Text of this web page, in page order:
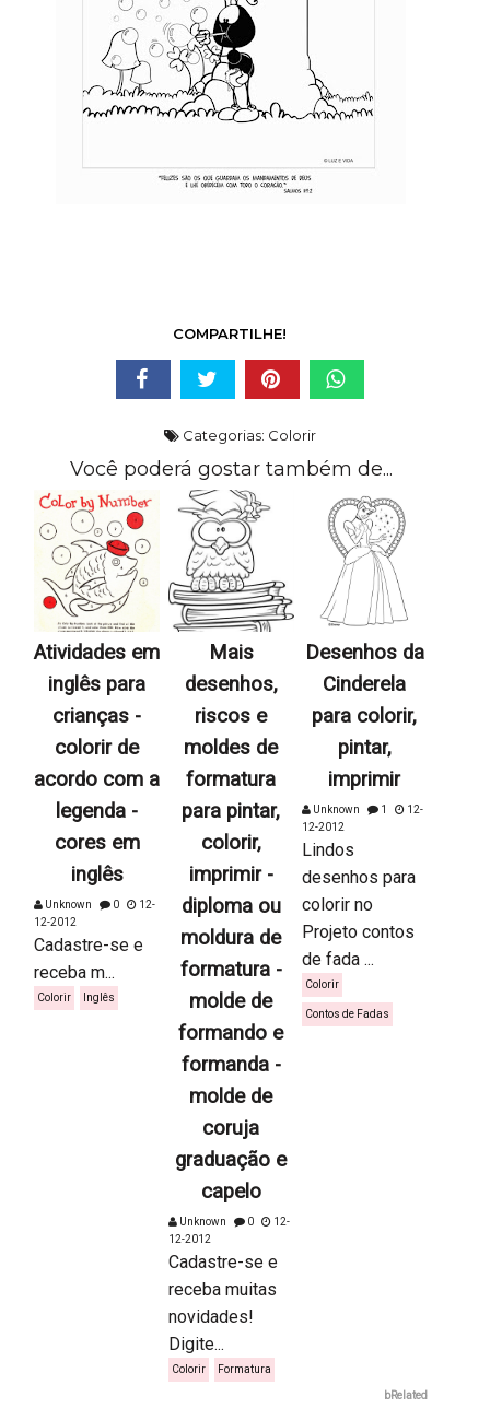
COMPARTILHE!
Categorias: Colorir
Você poderá gostar também de...
Atividades em
inglês para
crianças -
colorir de
acordo com a
legenda -
cores em
inglês
Unknown 0
12-
12-2012
Cadastre-se e
receba m...
Colorir Inglês
Mais
desenhos,
riscos e
moldes de
formatura
para pintar,
colorir,
imprimir -
diploma ou
moldura de
formatura -
molde de
formando e
formanda -
molde de
coruja
graduação e
capelo
Unknown 0
12-
12-2012
Cadastre-se e
receba muitas
novidades!
Digite...
Colorir Formatura
Desenhos da
Cinderela
para colorir,
pintar,
imprimir
Unknown 1
12-
12-2012
Lindos
desenhos para
colorir no
Projeto contos
de fada ...
Colorir
Contos de Fadas
bRelated